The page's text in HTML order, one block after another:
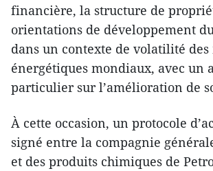
financière, la structure de
orientations de développement
dans un contexte de volatilité des
énergétiques mondiaux, avec un
particulier sur l’amélioration de
À cette occasion, un protocole
signé entre la compagnie
et des produits chimiques de